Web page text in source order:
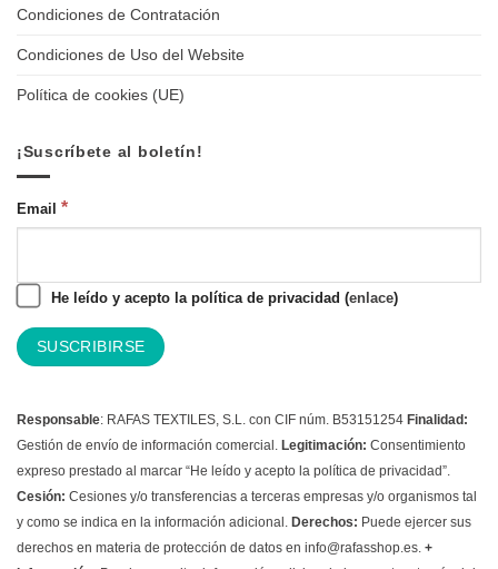
Condiciones de Contratación
Condiciones de Uso del Website
Política de cookies (UE)
¡Suscríbete al boletín!
Email *
He leído y acepto la política de privacidad (enlace)
Responsable: RAFAS TEXTILES, S.L. con CIF núm. B53151254 Finalidad:
Gestión de envío de información comercial. Legitimación: Consentimiento
expreso prestado al marcar “He leído y acepto la política de privacidad”.
Cesión: Cesiones y/o transferencias a terceras empresas y/o organismos tal
y como se indica en la información adicional. Derechos: Puede ejercer sus
derechos en materia de protección de datos en info@rafasshop.es. +